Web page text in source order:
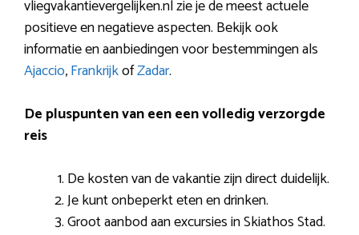
vliegvakantievergelijken.nl zie je de meest actuele
positieve en negatieve aspecten. Bekijk ook
informatie en aanbiedingen voor bestemmingen als
Ajaccio,FrankrijkofZadar.
De pluspunten van een een volledig verzorgde
reis
De kosten van de vakantie zijn direct duidelijk.
Je kunt onbeperkt eten en drinken.
Groot aanbod aan excursies in Skiathos Stad.